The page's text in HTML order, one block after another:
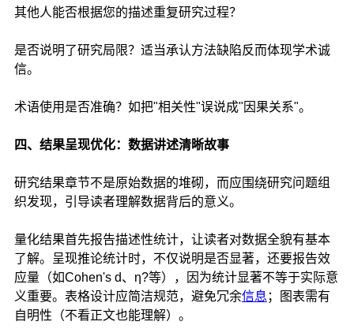
其他人能否根据您的描述重复研究过程？
是否说明了研究局限？适当承认方法缺陷反而体现学术诚
信。
术语使用是否准确？如把"相关性"误说成"因果关系"。
四、结果呈现优化：数据讲述清晰故事
研究结果章节不是原始数据的堆砌，而应围绕研究问题组
织发现，引导读者理解数据背后的意义。
量化结果首先报告描述性统计，让读者对数据全貌有基本
了解。呈现推论统计时，不仅说明是否显著，还要报告效
应量（如Cohen's d、η?等），因为统计显著不等于实际意
义重要。表格设计应简洁规范，避免冗余信息 ；图表需有
自明性（不看正文也能理解）。